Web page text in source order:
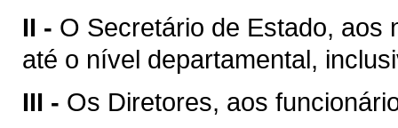
II - O Secretário de Estado, aos
até o nível departamental,
III - Os Diretores, aos